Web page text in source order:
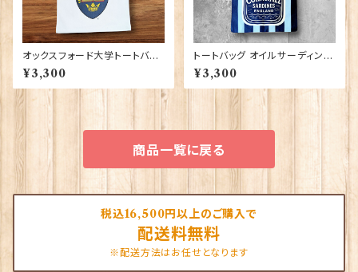
オックスフォード大学トートバッ
グ Elgate Products 90378
¥3,300
トートバッグ オイルサーディン E
lgate Products 90431
¥3,300
商品一覧に戻る
税込16,500円以上のご購入で
配送料無料
※配送方法はお任せとなります